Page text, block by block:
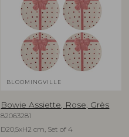
BLOOMINGVILLE
Bowie Assiette, Rose, Grès
82063281
D20,5xH2 cm, Set of 4